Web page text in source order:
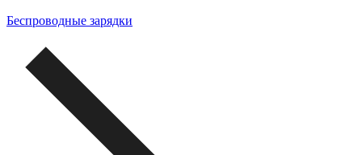
Беспроводные зарядки